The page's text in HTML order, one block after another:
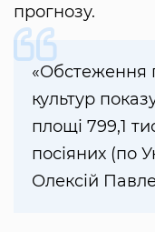
прогнозу.
«Обстеження
культур
площі 799,1
посіяних (по
Олексій